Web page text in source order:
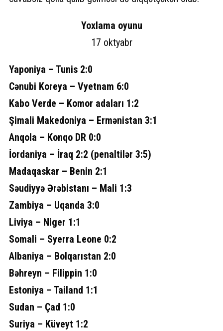
Yoxlama oyunu
17 oktyabr
Yaponiya – Tunis 2:0
Cənubi Koreya – Vyetnam 6:0
Kabo Verde – Komor adaları 1:2
Şimali Makedoniya – Ermənistan 3:1
Anqola – Konqo DR 0:0
İordaniya – İraq 2:2 (penaltilər 3:5)
Madaqaskar – Benin 2:1
Səudiyyə Ərəbistanı – Mali 1:3
Zambiya – Uqanda 3:0
Liviya – Niger 1:1
Somali – Syerra Leone 0:2
Albaniya – Bolqarıstan 2:0
Bəhreyn – Filippin 1:0
Estoniya – Tailand 1:1
Sudan – Çad 1:0
Suriya – Küveyt 1:2